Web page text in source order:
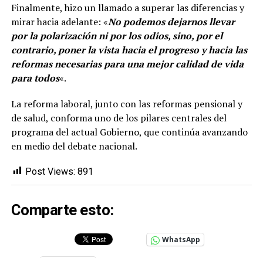
Finalmente, hizo un llamado a superar las diferencias y
mirar hacia adelante: «No podemos dejarnos llevar
por la polarización ni por los odios, sino, por el
contrario, poner la vista hacia el progreso y hacia las
reformas necesarias para una mejor calidad de vida
para todos«.
La reforma laboral, junto con las reformas pensional y
de salud, conforma uno de los pilares centrales del
programa del actual Gobierno, que continúa avanzando
en medio del debate nacional.
Post Views: 891
Comparte esto:
WhatsApp